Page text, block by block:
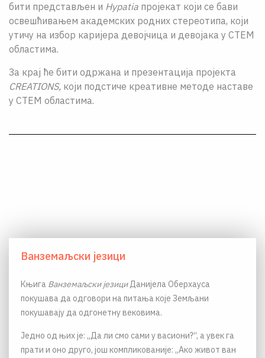
бити представљен и Hypatiа пројекат који се бави
освешћивањем академских родних стереотипа, који
утичу на избор каријера девојчица и девојака у СТЕМ
областима.
За крај ће бити одржана и презентација пројекта
CREATIONS, који подстиче креативне методе наставе
у СТЕМ областима.
Ванземаљски језици
Књига Ванземаљски језициДанијела Оберхауса
покушава да одговори на питања које Земљани
покушавају да одгонетну вековима.
Једно од њих је: „Да ли смо сами у васиони?“, а увек га
прати и оно друго, још компликованије: „Ако живот ван